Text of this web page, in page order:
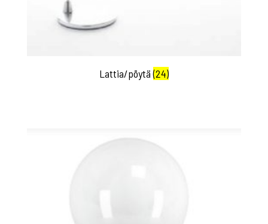
Lattia/pöytä(24)